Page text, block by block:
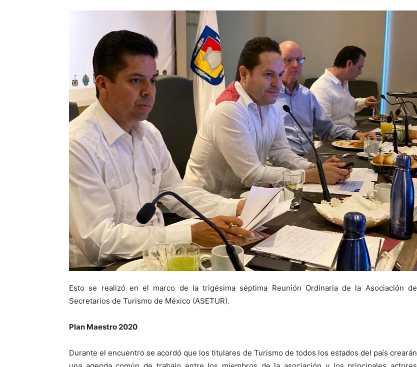
Esto se realizó en el marco de la trigésima séptima Reunión Ordinaria de la Asociación de
Secretarios de Turismo de México (ASETUR).
Plan Maestro 2020
Durante el encuentro se acordó que los titulares de Turismo de todos los estados del país crearán